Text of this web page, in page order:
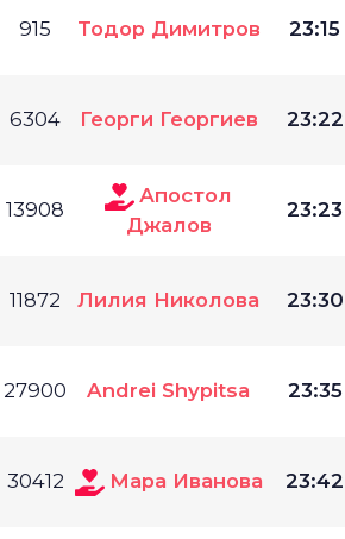
915 Тодор Димитров 23:15
6304 Георги Георгиев 23:22
13908
Апостол
Джалов
23:23
11872 Лилия Николова 23:30
27900 Andrei Shypitsa 23:35
30412 Мара Иванова 23:42